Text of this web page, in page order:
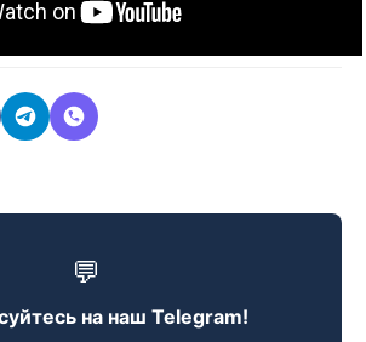
💬
на наш Telegram!